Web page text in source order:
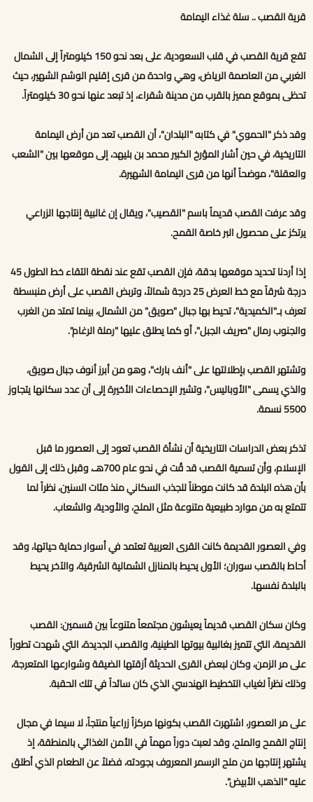
قرية القصب .. سلة غذاء اليمامة
تقع قرية القصب في قلب السعودية، على بعد نحو 150 كيلومتراً إلى الشمال
الغربي من العاصمة الرياض، وهي واحدة من قرى إقليم الوشم الشهير، حيث
تحظى بموقع مميز بالقرب من مدينة شقراء، إذ تبعد عنها نحو 30 كيلومتراً.
وقد ذكر "الحموي" في كتابه "البلدان"، أن القصب تعد من أرض اليمامة
التاريخية، في حين أشار المؤرخ الكبير محمد بن بليهد، إلى موقعها بين "الشعب
والعقلة"، موضحاً أنها من قرى اليمامة الشهيرة.
وقد عرفت القصب قديماً باسم "القصيب"، ويقال إن غالبية إنتاجها الزراعي
يرتكز على محصول البر خاصة القمح.
إذا أردنا تحديد موقعها بدقة، فإن القصب تقع عند نقطة التقاء خط الطول 45
درجة شرقاً مع خط العرض 25 درجة شمالاً، وتربض القصب على أرض منبسطة
تعرف بـ"الكميدية"، تحيط بها جبال "صويق" من الشمال، بينما تمتد من الغرب
والجنوب رمال "صريف الجبل"، أو كما يطلق عليها "رملة الرغام".
وتشتهر القصب بإطلالتها على "أنف بارك"، وهو من أبرز أنوف جبال صويق،
والذي يسمى "الأوباليس"، وتشير الإحصاءات الأخيرة إلى أن عدد سكانها يتجاوز
5500 نسمة.
تذكر بعض الدراسات التاريخية أن نشأة القصب تعود إلى العصور ما قبل
الإسلام، وأن تسمية القصب قد قُت في نحو عام 700هـ، وقبل ذلك إلى القول
بأن هذه البلدة قد كانت موطناً للجذب السكاني منذ مئات السنين، نظراً لما
تتمتع به من موارد طبيعية متنوعة مثل الملح، والأودية، والشعاب.
وفي العصور القديمة كانت القرى العربية تعتمد في أسوار حماية حياتها، وقد
أحاط بالقصب سوران؛ الأول يحيط بالمنازل الشمالية الشرقية، والآخر يحيط
بالبلدة نفسها.
وكان سكان القصب قديماً يعيشون مجتمعاً متنوعاً بين قسمين: القصب
القديمة، التي تتميز بغالبية بيوتها الطينية، والقصب الجديدة، التي شهدت تطوراً
على مر الزمن، وكان لبعض القرى الحديثة أزقتها الضيقة وشوارعها المتعرجة،
وذلك نظراً لغياب التخطيط الهندسي الذي كان سائداً في تلك الحقبة.
على مر العصور، اشتهرت القصب بكونها مركزاً زراعياً منتجاً، لا سيما في مجال
إنتاج القمح والملح، وقد لعبت دوراً مهماً في الأمن الغذائي بالمنطقة، إذ
يشتهر إنتاجها من ملح الرسمر المعروف بجودته، فضلاً عن الطعام الذي أطلق
عليه "الذهب الأبيض".